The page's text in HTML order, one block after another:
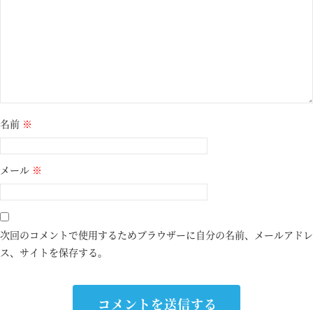
名前 ※
メール ※
次回のコメントで使用するためブラウザーに自分の名前、メールアドレ
ス、サイトを保存する。